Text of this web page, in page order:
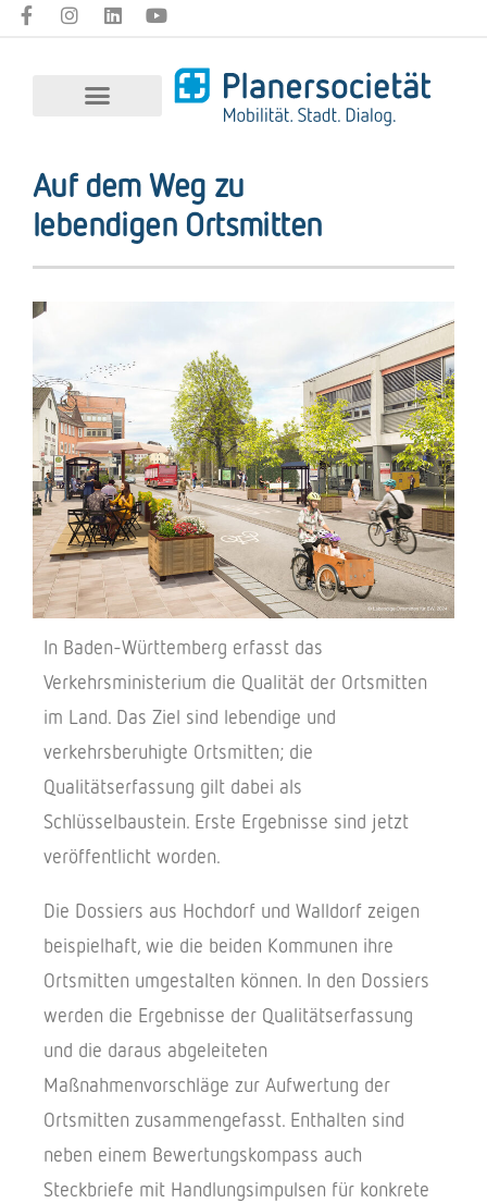
Auf dem Weg zu
lebendigen Ortsmitten
In Baden-Württemberg erfasst das
Verkehrsministerium die Qualität der Ortsmitten
im Land. Das Ziel sind lebendige und
verkehrsberuhigte Ortsmitten; die
Qualitätserfassung gilt dabei als
Schlüsselbaustein. Erste Ergebnisse sind jetzt
veröffentlicht worden.
Die Dossiers aus Hochdorf und Walldorf zeigen
beispielhaft, wie die beiden Kommunen ihre
Ortsmitten umgestalten können. In den Dossiers
werden die Ergebnisse der Qualitätserfassung
und die daraus abgeleiteten
Maßnahmenvorschläge zur Aufwertung der
Ortsmitten zusammengefasst. Enthalten sind
neben einem Bewertungskompass auch
Steckbriefe mit Handlungsimpulsen für konkrete